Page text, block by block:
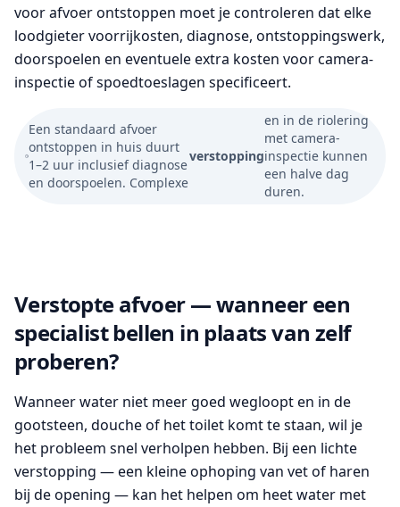
voor afvoer ontstoppen moet je controleren dat elke
loodgieter voorrijkosten, diagnose, ontstoppingswerk,
doorspoelen en eventuele extra kosten voor camera-
inspectie of spoedtoeslagen specificeert.
Een standaard afvoer
ontstoppen in huis duurt
1–2 uur inclusief diagnose
en doorspoelen. Complexe
verstopping
en in de riolering
met camera-
inspectie kunnen
een halve dag
duren.
Verstopte afvoer — wanneer een
specialist bellen in plaats van zelf
proberen?
Wanneer water niet meer goed wegloopt en in de
gootsteen, douche of het toilet komt te staan, wil je
het probleem snel verholpen hebben. Bij een lichte
verstopping — een kleine ophoping van vet of haren
bij de opening — kan het helpen om heet water met